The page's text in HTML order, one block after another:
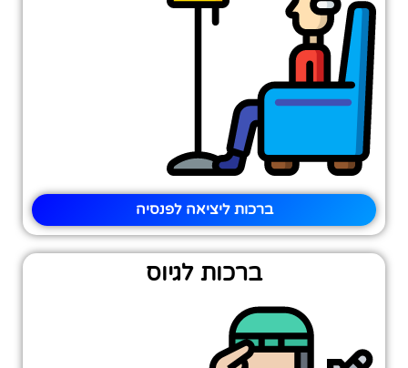
ברכות ליציאה לפנסיה
ברכות לגיוס